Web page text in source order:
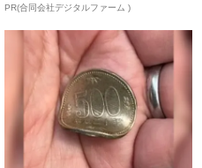
PR(合同会社デジタルファーム )